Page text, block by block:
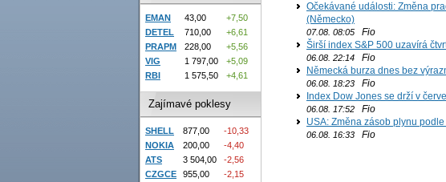
Očekávané události: Změna
(Německo)
07.08. 08:05 Fio
Širší index S&P 500 uzavírá
06.08. 22:14 Fio
Německá burza dnes bez
06.08. 18:23 Fio
Index Dow Jones se drží v
06.08. 17:52 Fio
USA: Změna zásob plynu
06.08. 16:33 Fio
EMAN 43,00
+7,50
DETEL
710,00
+6,61
PRAPM
228,00
+5,56
VIG
1 797,00
+5,09
RBI
1 575,50 +4,61
Zajímavé poklesy
SHELL 877,00
-10,33
NOKIA
200,00
-4,40
ATS
3 504,00
-2,56
CZGCE
955,00
-2,15